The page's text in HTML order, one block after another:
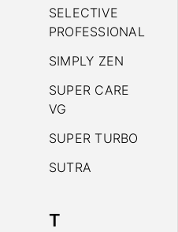
SELECTIVE
PROFESSIONAL
SIMPLY ZEN
SUPER CARE
VG
SUPER TURBO
SUTRA
T